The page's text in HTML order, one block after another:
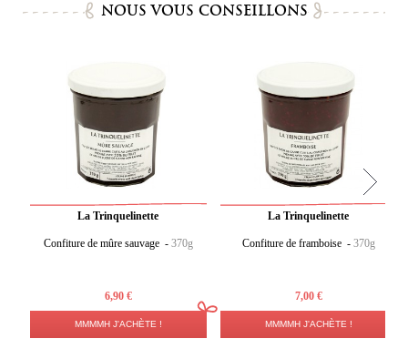
NOUS VOUS CONSEILLONS
La Trinquelinette
Confiture de mûre sauvage - 370g
6,90 €
MMMMH J'ACHÈTE !
La Trinquelinette
Confiture de framboise - 370g
7,00 €
MMMMH J'ACHÈTE !